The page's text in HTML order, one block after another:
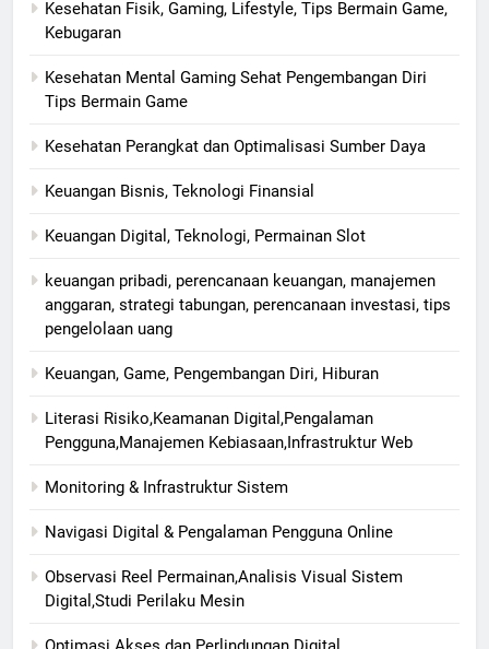
Kesehatan Fisik, Gaming, Lifestyle, Tips Bermain Game,
Kebugaran
Kesehatan Mental Gaming Sehat Pengembangan Diri
Tips Bermain Game
Kesehatan Perangkat dan Optimalisasi Sumber Daya
Keuangan Bisnis, Teknologi Finansial
Keuangan Digital, Teknologi, Permainan Slot
keuangan pribadi, perencanaan keuangan, manajemen
anggaran, strategi tabungan, perencanaan investasi, tips
pengelolaan uang
Keuangan, Game, Pengembangan Diri, Hiburan
Literasi Risiko,Keamanan Digital,Pengalaman
Pengguna,Manajemen Kebiasaan,Infrastruktur Web
Monitoring & Infrastruktur Sistem
Navigasi Digital & Pengalaman Pengguna Online
Observasi Reel Permainan,Analisis Visual Sistem
Digital,Studi Perilaku Mesin